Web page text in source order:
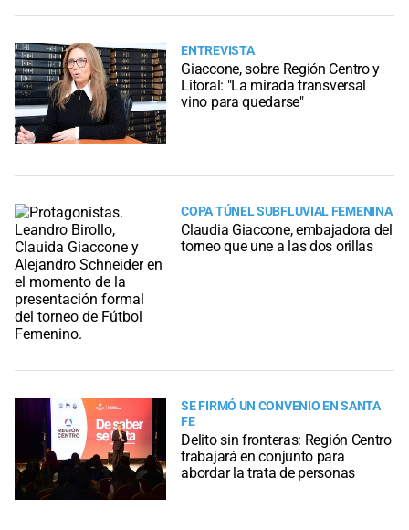
ENTREVISTA
Giaccone, sobre Región Centro y
Litoral: "La mirada transversal
vino para quedarse"
COPA TÚNEL SUBFLUVIAL FEMENINA
Claudia Giaccone, embajadora del
torneo que une a las dos orillas
SE FIRMÓ UN CONVENIO EN SANTA
FE
Delito sin fronteras: Región Centro
trabajará en conjunto para
abordar la trata de personas